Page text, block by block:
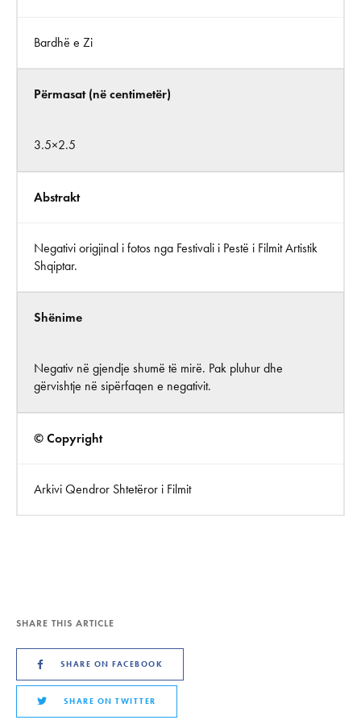
Bardhë e Zi
Përmasat (në centimetër)
3.5×2.5
Abstrakt
Negativi origjinal i fotos nga Festivali i Pestë i Filmit Artistik
Shqiptar.
Shënime
Negativ në gjendje shumë të mirë. Pak pluhur dhe
gërvishtje në sipërfaqen e negativit.
© Copyright
Arkivi Qendror Shtetëror i Filmit
SHARE THIS ARTICLE
SHARE ON FACEBOOK
SHARE ON TWITTER